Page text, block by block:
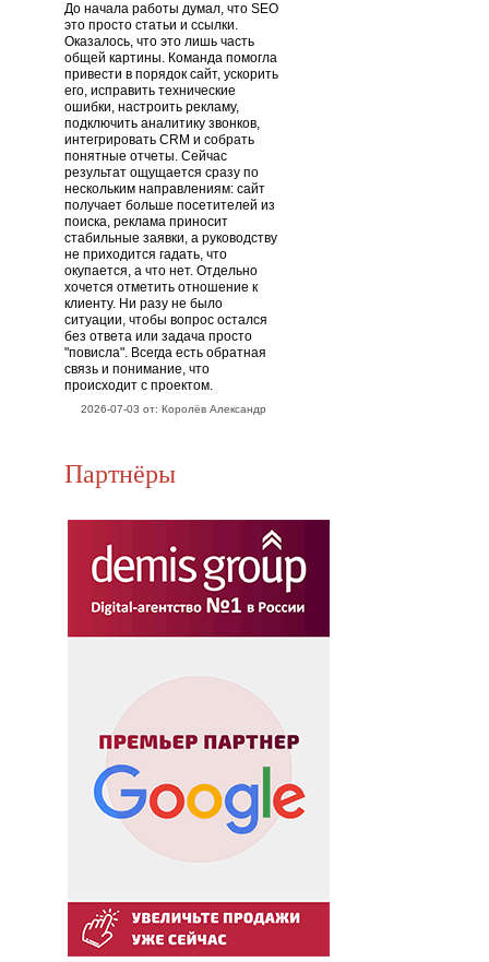
До начала работы думал, что SEO
это просто статьи и ссылки.
Оказалось, что это лишь часть
общей картины. Команда помогла
привести в порядок сайт, ускорить
его, исправить технические
ошибки, настроить рекламу,
подключить аналитику звонков,
интегрировать CRM и собрать
понятные отчеты. Сейчас
результат ощущается сразу по
нескольким направлениям: сайт
получает больше посетителей из
поиска, реклама приносит
стабильные заявки, а руководству
не приходится гадать, что
окупается, а что нет. Отдельно
хочется отметить отношение к
клиенту. Ни разу не было
ситуации, чтобы вопрос остался
без ответа или задача просто
"повисла". Всегда есть обратная
связь и понимание, что
происходит с проектом.
2026-07-03 от: Королёв Александр
Партнёры